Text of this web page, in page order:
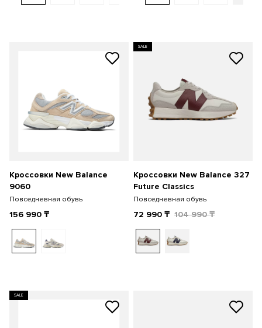
Кроссовки New Balance
9060
Повседневная обувь
156 990 ₸
SALE
Кроссовки New Balance 327
Future Classics
Повседневная обувь
72 990 ₸ 104 990₸
SALE